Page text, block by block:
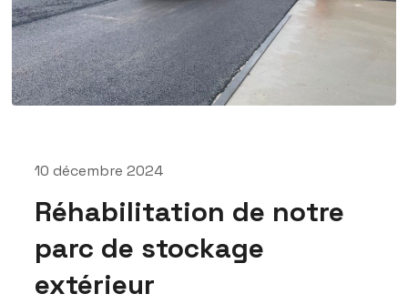
10 décembre 2024
Réhabilitation de notre
parc de stockage
extérieur